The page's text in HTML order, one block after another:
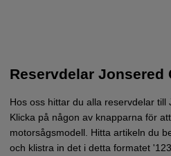
Reservdelar Jonsered
Hos oss hittar du alla reservdelar till
Klicka på någon av knapparna för
motorsågsmodell. Hitta artikeln du
och klistra in det i detta formatet